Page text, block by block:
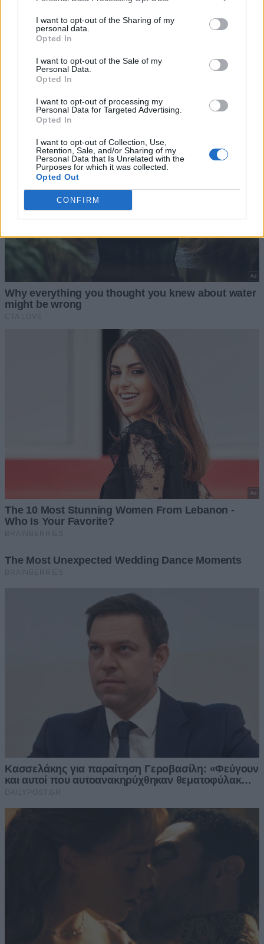
I want to opt-out of the Sharing of my
personal data.
Opted In
I want to opt-out of the Sale of my
Personal Data.
Opted In
I want to opt-out of processing my
Personal Data for Targeted Advertising.
Opted In
I want to opt-out of Collection, Use,
Retention, Sale, and/or Sharing of my
Personal Data that Is Unrelated with the
Purposes for which it was collected.
Opted Out
CONFIRM